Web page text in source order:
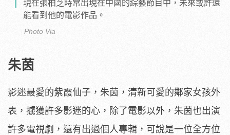
現在張柏芝時常出現在中國的綜藝節目中，未來或許還
能看到他的電影作品。
Photo Via
朱茵
影迷最愛的紫霞仙子，朱茵，清新可愛的鄰家女孩外
表，擄獲許多影迷的心，除了電影以外，朱茵也出演
許多電視劇，還有出過個人專輯，可說是一位全方位